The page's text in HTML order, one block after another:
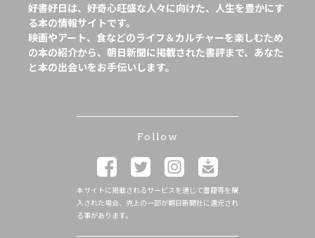
好書好日は、好奇心旺盛な人々に向けた、人生を豊かにす
る本の情報サイトです。
映画やアート、食などのライフ＆カルチャーを楽しむため
の本の紹介から、朝日新聞に掲載された書評まで、あなた
と本の出会いをお手伝いします。
Follow
本サイトに掲載されるサービスを通じて書籍等を購
入された場合、売上の一部が朝日新聞社に還元され
る事があります。